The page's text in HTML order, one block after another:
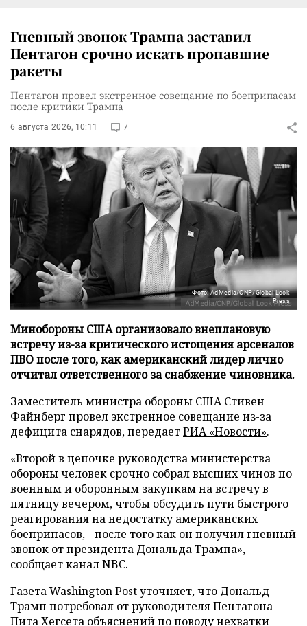
Гневный звонок Трампа заставил
Пентагон срочно искать пропавшие
ракеты
Пентагон провел экстренное совещание по боеприпасам
после критики Трампа
6 августа 2026, 10:11 7
Фото: AdMedia/CNP/Global Look
Press
Минобороны США организовало внеплановую
встречу из-за критического истощения арсеналов
ПВО после того, как американский лидер лично
отчитал ответственного за снабжение чиновника.
Заместитель министра обороны США Стивен
Файнберг провел экстренное совещание из-за
дефицита снарядов, передаетРИА «Новости».
«Второй в цепочке руководства министерства
обороны человек срочно собрал высших чинов по
военным и оборонным закупкам на встречу в
пятницу вечером, чтобы обсудить пути быстрого
реагирования на недостатку американских
боеприпасов, - после того как он получил гневный
звонок от президента Дональда Трампа», –
сообщает канал NBC.
Газета Washington Post уточняет, что Дональд
Трамп потребовал от руководителя Пентагона
Пита Хегсета объяснений по поводу нехватки